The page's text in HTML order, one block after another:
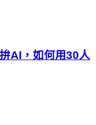
AI，如何用30人